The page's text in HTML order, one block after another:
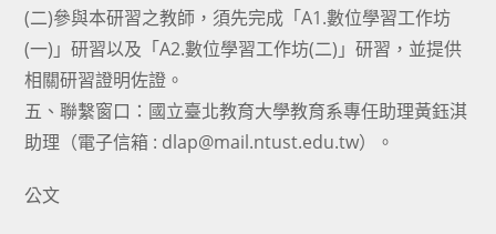
(二)參與本研習之教師，須先完成「A1.數位學習工作坊
(一)」研習以及「A2.數位學習工作坊(二)」研習，並提供
相關研習證明佐證。
五、聯繫窗口：國立臺北教育大學教育系專任助理黃鈺淇
助理（電子信箱 : dlap@mail.ntust.edu.tw）。
公文